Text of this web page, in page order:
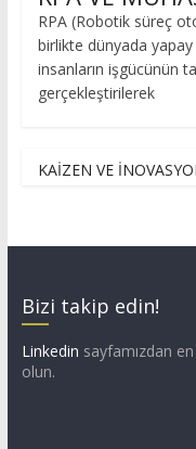
RPA (Robotik süreç
birlikte dünyada yapay
insanların işgücünün
gerçekleştirilerek
KAİZEN VE
Bizi takip edin!
Linkedin sayfamızdan
olun.